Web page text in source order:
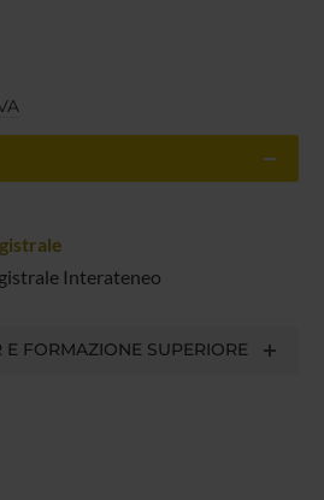
Interateneo
E FORMAZIONE SUPERIORE